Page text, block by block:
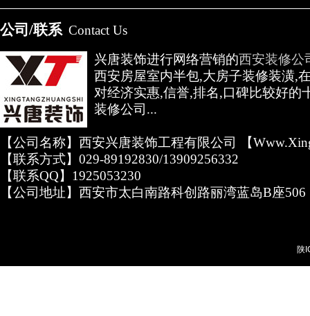
公司/联系 Contact Us
兴唐装饰进行网络营销的西安装修公
西安房屋室内半包,大房子装修装潢,
对经济实惠,信誉,排名,口碑比较好的
装修公司...
【公司名称】西安兴唐装饰工程有限公司 【
【联系方式】029-89192830/13909256332
【联系QQ】1925053230
【公司地址】西安市太白南路科创路丽湾蓝岛B座506
陕